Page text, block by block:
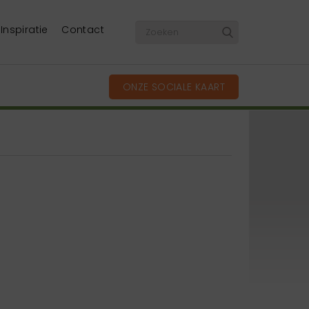
Inspiratie Contact
ONZE SOCIALE KAART